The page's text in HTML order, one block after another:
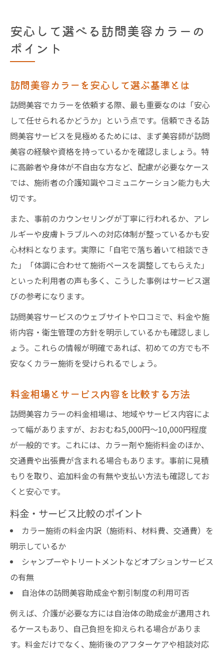
安心して選べる訪問美容カラーの
ポイント
訪問美容カラーを安心して選ぶ基準とは
訪問美容でカラーを依頼する際、最も重要なのは「安心
して任せられるかどうか」という点です。信頼できる訪
問美容サービスを見極めるためには、まず美容師が訪問
美容の経験や資格を持っているかを確認しましょう。特
に高齢者や身体が不自由な方など、配慮が必要なケース
では、施術者の介護知識やコミュニケーション能力も大
切です。
また、事前のカウンセリングが丁寧に行われるか、アレ
ルギーや皮膚トラブルへの対応体制が整っているかも安
心材料となります。実際に「自宅で落ち着いて相談でき
た」「体調に合わせて施術ペースを調整してもらえた」
といった利用者の声も多く、こうした事例はサービス選
びの参考になります。
訪問美容サービスのウェブサイトや口コミで、料金や施
術内容・衛生管理の方針を明示しているかも確認しまし
ょう。これらの情報が明確であれば、初めての方でも不
安なくカラー施術を受けられるでしょう。
料金相場とサービス内容を比較する方法
訪問美容カラーの料金相場は、地域やサービス内容によ
って幅がありますが、おおむね5,000円〜10,000円程度
が一般的です。これには、カラー剤や施術料金のほか、
交通費や出張費が含まれる場合もあります。事前に見積
もりを取り、追加料金の有無や支払い方法も確認してお
くと安心です。
料金・サービス比較のポイント
カラー施術の料金内訳（施術料、材料費、交通費）を
明示しているか
シャンプーやトリートメントなどオプションサービス
の有無
自治体の訪問美容助成金や割引制度の利用可否
例えば、介護が必要な方には自治体の助成金が適用され
るケースもあり、自己負担を抑えられる場合がありま
す。料金だけでなく、施術後のアフターケアや相談対応